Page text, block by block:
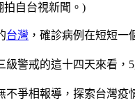
拍自台視新聞。)
台灣 ，確診病例在短短一
級警戒的這十四天來看，
不爭相報導，探索台灣